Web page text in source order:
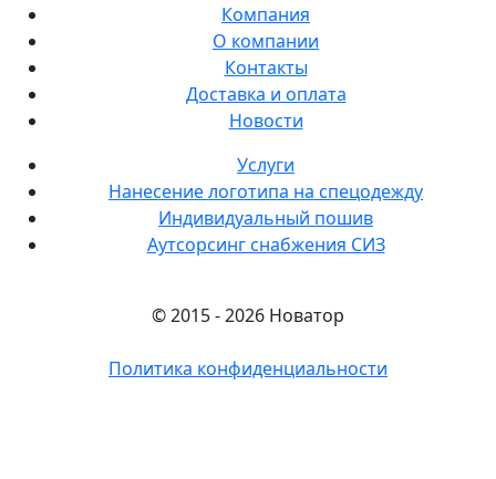
Компания
О компании
Контакты
Доставка и оплата
Новости
Услуги
Нанесение логотипа на спецодежду
Индивидуальный пошив
Аутсорсинг снабжения СИЗ
© 2015 - 2026 Новатор
Политика конфиденциальности